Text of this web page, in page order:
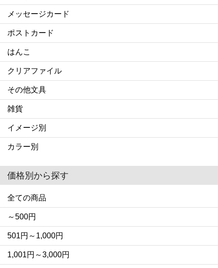
メッセージカード
ポストカード
はんこ
クリアファイル
その他文具
雑貨
イメージ別
カラー別
価格別から探す
全ての商品
～500円
501円～1,000円
1,001円～3,000円